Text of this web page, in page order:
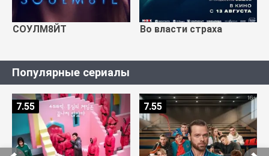
СОУЛМ8ЙТ Во власти страха
Популярные сериалы
7.55 7.55